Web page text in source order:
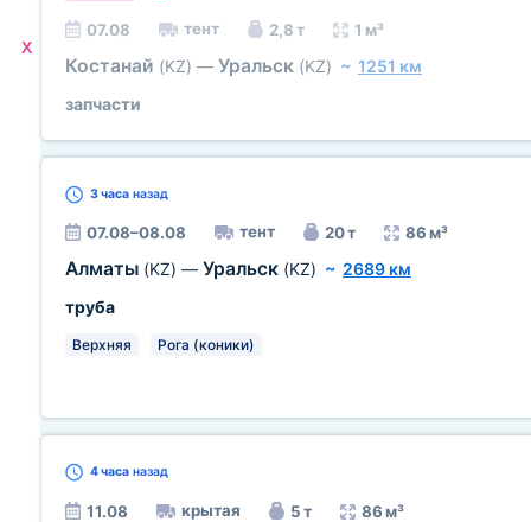
X
07.08 тент 2,8 т 1 м³
Костанай (KZ) — Уральск (KZ) ~ 1251 км
запчасти
3 часа назад
07.08–08.08 тент 20 т 86 м³
Алматы (KZ) — Уральск (KZ) ~ 2689 км
труба
Верхняя Рога (коники)
4 часа назад
11.08 крытая 5 т 86 м³